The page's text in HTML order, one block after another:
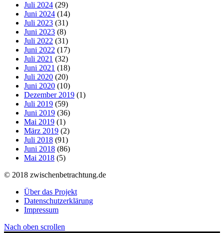
Juli 2024 (29)
Juni 2024 (14)
Juli 2023 (31)
Juni 2023 (8)
Juli 2022 (31)
Juni 2022 (17)
Juli 2021 (32)
Juni 2021 (18)
Juli 2020 (20)
Juni 2020 (10)
Dezember 2019 (1)
Juli 2019 (59)
Juni 2019 (36)
Mai 2019 (1)
März 2019 (2)
Juli 2018 (91)
Juni 2018 (86)
Mai 2018 (5)
© 2018 zwischenbetrachtung.de
Über das Projekt
Datenschutzerklärung
Impressum
Nach oben scrollen